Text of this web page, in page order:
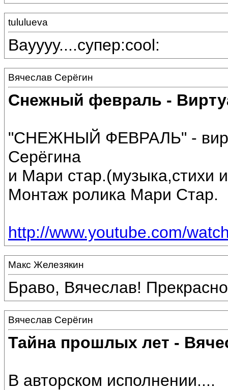
tululueva
Вауууу....супер:cool:
Вячеслав Серёгин
Снежный февраль -
"СНЕЖНЫЙ ФЕВРАЛЬ" -
Серёгина
и Мари стар.(музыка,стихи
Монтаж ролика Мари Стар.
http://www.youtube.com/
Макс Железякин
Браво, Вячеслав!
Вячеслав Серёгин
Тайна прошлых лет -
В авторском исполнении....